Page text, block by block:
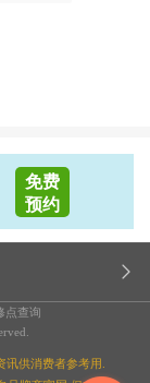
免费
预约
点查询
供消费者参考用.